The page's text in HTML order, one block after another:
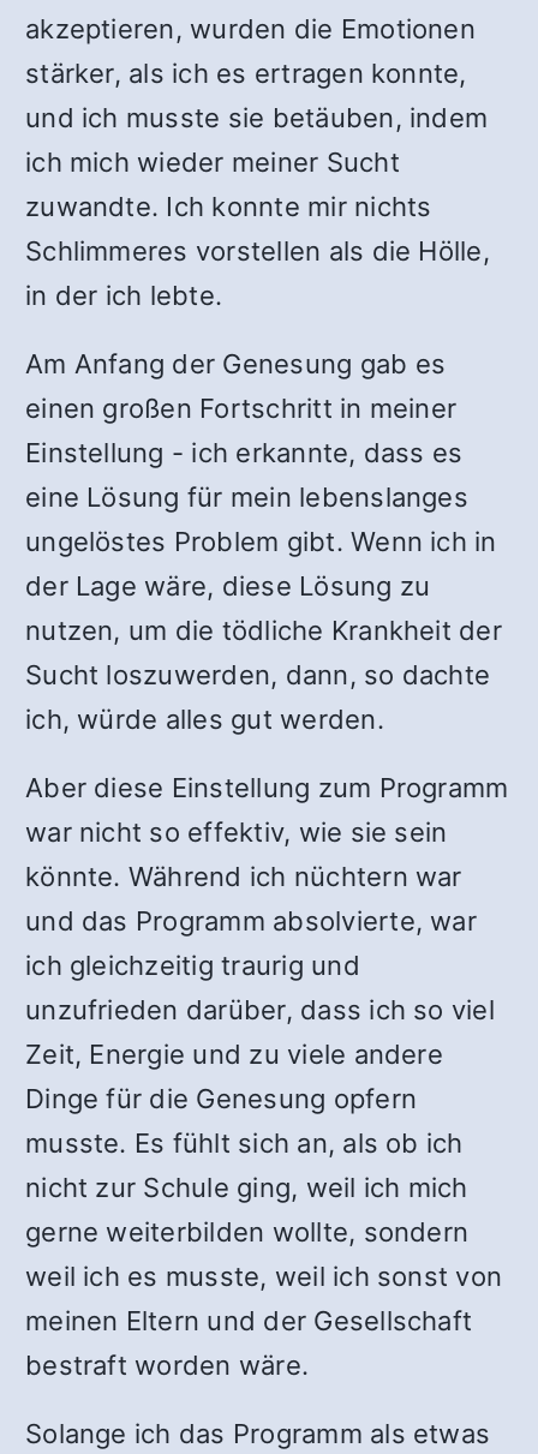
akzeptieren, wurden die Emotionen
stärker, als ich es ertragen konnte,
und ich musste sie betäuben, indem
ich mich wieder meiner Sucht
zuwandte. Ich konnte mir nichts
Schlimmeres vorstellen als die Hölle,
in der ich lebte.
Am Anfang der Genesung gab es
einen großen Fortschritt in meiner
Einstellung - ich erkannte, dass es
eine Lösung für mein lebenslanges
ungelöstes Problem gibt. Wenn ich in
der Lage wäre, diese Lösung zu
nutzen, um die tödliche Krankheit der
Sucht loszuwerden, dann, so dachte
ich, würde alles gut werden.
Aber diese Einstellung zum Programm
war nicht so effektiv, wie sie sein
könnte. Während ich nüchtern war
und das Programm absolvierte, war
ich gleichzeitig traurig und
unzufrieden darüber, dass ich so viel
Zeit, Energie und zu viele andere
Dinge für die Genesung opfern
musste. Es fühlt sich an, als ob ich
nicht zur Schule ging, weil ich mich
gerne weiterbilden wollte, sondern
weil ich es musste, weil ich sonst von
meinen Eltern und der Gesellschaft
bestraft worden wäre.
Solange ich das Programm als etwas